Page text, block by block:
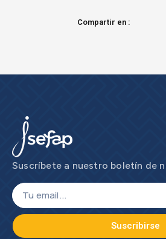
Compartir en :
Suscríbete a nuestro boletín de
Suscribirse